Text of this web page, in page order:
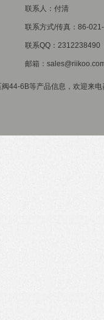
联系人：付清
联系方式/传真：86-
联系QQ：2312238490
邮箱：
44-6B等产品信息，欢迎来